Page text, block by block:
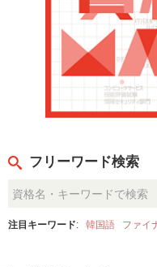
フリーワード検索
注目キーワード: 韓国語 ファイ